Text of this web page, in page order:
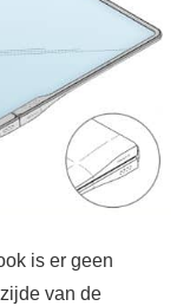
is er geen
van de